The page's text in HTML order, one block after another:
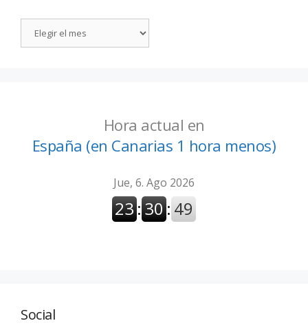
Hora actual en
España (en Canarias 1 hora menos)
Social